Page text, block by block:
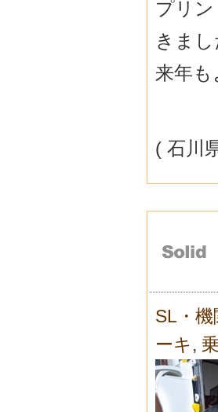
プリ
きまし
来年
( 石川
SL・
ーキ ,